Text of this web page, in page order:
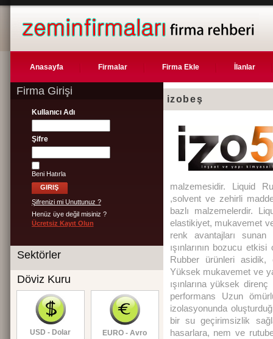
Anasayfa Firmalar Firma Ekle İlanlar
Firma Girişi
Kullanıcı Adı
Şifre
Beni Hatırla
Şifrenizi mi Unuttunuz ?
Henüz üye değil misiniz ?
Ücretsiz Kayıt Olun
Sektörler
Döviz Kuru
USD - Dolar
EURO - Avro
izobeş
malzemesidir. Liquid
,solvent ve zehirli
bazlı malzemelerdir.
elastikiyet, mukavemet
renk avantajları sunan
ışınlarının bozucu
Rubber ürünleri asidik,
Yüksek mukavemet ve
ışınlarına yüksek
performans Uzun
izolasyonunda
bir su geçirimsizlik
hasarlara, nem ve